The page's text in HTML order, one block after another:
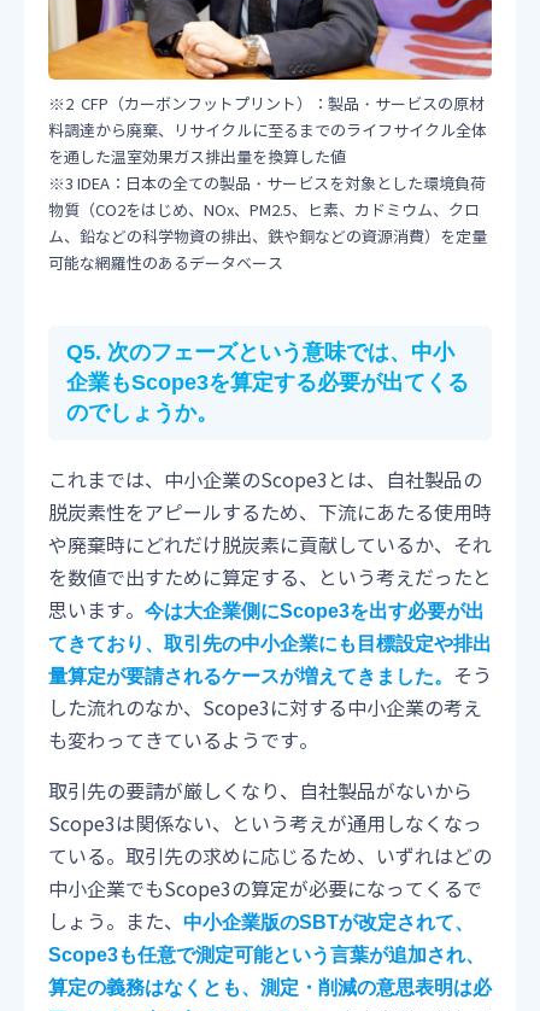
※2 CFP（カーボンフットプリント）：製品・サービスの原材
料調達から廃棄、リサイクルに至るまでのライフサイクル全体
を通した温室効果ガス排出量を換算した値
※3 IDEA：日本の全ての製品・サービスを対象とした環境負荷
物質（CO2をはじめ、NOx、PM2.5、ヒ素、カドミウム、クロ
ム、鉛などの科学物資の排出、鉄や銅などの資源消費）を定量
可能な網羅性のあるデータベース
Q5. 次のフェーズという意味では、中小
企業もScope3を算定する必要が出てくる
のでしょうか。
これまでは、中小企業のScope3とは、自社製品の
脱炭素性をアピールするため、下流にあたる使用時
や廃棄時にどれだけ脱炭素に貢献しているか、それ
を数値で出すために算定する、という考えだったと
思います。 今は大企業側にScope3を出す必要が出
てきており、取引先の中小企業にも目標設定や排出
量算定が要請されるケースが増えてきました。
そう
した流れのなか、Scope3に対する中小企業の考え
も変わってきているようです。
取引先の要請が厳しくなり、自社製品がないから
Scope3は関係ない、という考えが通用しなくなっ
ている。取引先の求めに応じるため、いずれはどの
中小企業でもScope3の算定が必要になってくるで
しょう。また、 中小企業版のSBTが改定されて、
Scope3も任意で測定可能という言葉が追加され、
算定の義務はなくとも、測定・削減の意思表明は必